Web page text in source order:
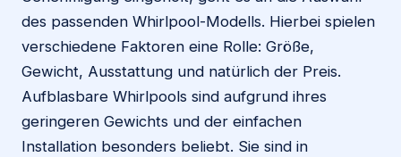
des passenden Whirlpool-Modells. Hierbei spielen
verschiedene Faktoren eine Rolle: Größe,
Gewicht, Ausstattung und natürlich der Preis.
Aufblasbare Whirlpools sind aufgrund ihres
geringeren Gewichts und der einfachen
Installation besonders beliebt. Sie sind in